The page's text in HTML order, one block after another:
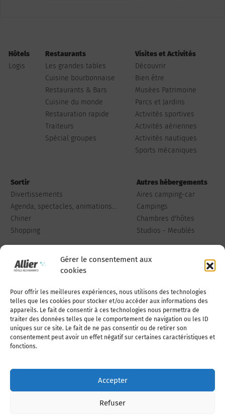
Gérer le consentement aux
cookies
Pour offrir les meilleures expériences, nous utilisons des technologies
telles que les cookies pour stocker et/ou accéder aux informations des
appareils. Le fait de consentir à ces technologies nous permettra de
traiter des données telles que le comportement de navigation ou les ID
uniques sur ce site. Le fait de ne pas consentir ou de retirer son
consentement peut avoir un effet négatif sur certaines caractéristiques et
fonctions.
Accepter
Refuser
Hôtels
Logis
Restaurants
Les grandes tables
Cuisine bourbonnaise
Restaurants & Bars
Cuisine du monde
Restauration rapide
Traiteurs
Spécial groupes
Visites et Activités
Découvrir
Bien être
Musées Patrimoine
Parcs et Jardins
Activités sportives
Activités aériennes
Activités nautiques
Sports mécaniques
Sortir
Divertissements
Agenda, spectacles, animations...
Chiner
Shopping
Autres hébergements
Aires camping-car
Campings
Chambres d'hôtes
Studios - Meublés
Qui sommes-nous Publiez votre annonce
Adhérer à l’association Nous contacter
Politique de cookies (UE)